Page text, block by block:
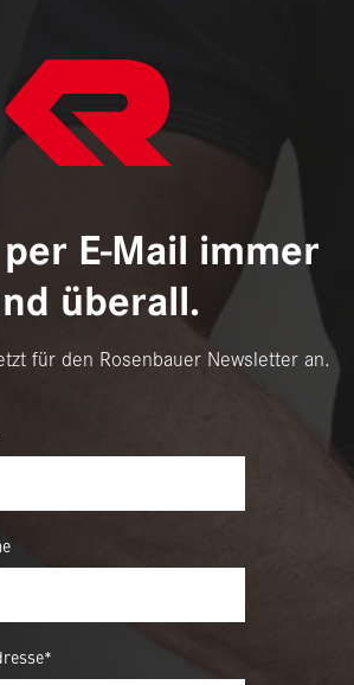
E-Mail immer
überall.
für den Rosenbauer Newsletter an.